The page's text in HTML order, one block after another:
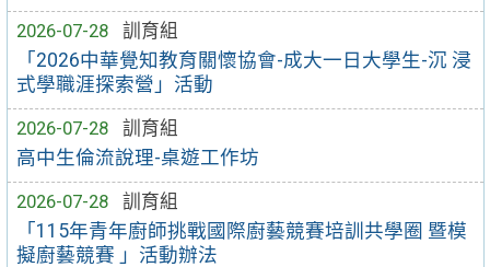
2026-07-28
訓育組
「2026中華覺知教育關懷協會-成大一日大學生-沉 浸
式學職涯探索營」活動
2026-07-28
訓育組
高中生倫流說理-桌遊工作坊
2026-07-28
訓育組
「115年青年廚師挑戰國際廚藝競賽培訓共學圈 暨模
擬廚藝競賽 」活動辦法